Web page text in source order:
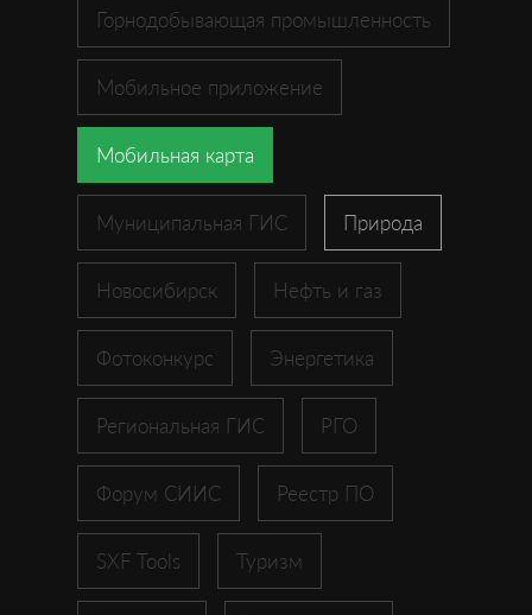
Горнодобывающая промышленность
Мобильное приложение
Мобильная карта
Муниципальная ГИС Природа
Новосибирск Нефть и газ
Фотоконкурс Энергетика
Региональная ГИС РГО
Форум СИИС Реестр ПО
SXF Tools Туризм